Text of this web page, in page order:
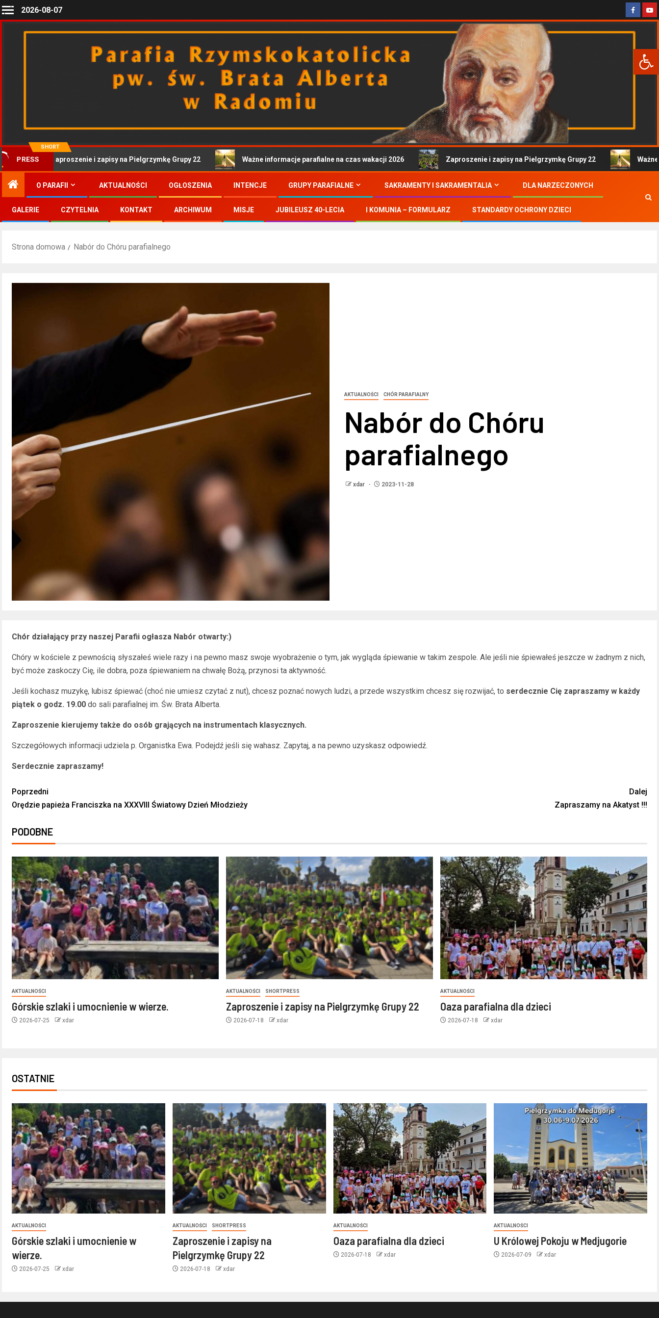
2026-08-07
SHORT
PRESS Zaproszenie i zapisy na Pielgrzymkę Grupy 22 Ważne informacje parafialne na czas wakacji 2026 Zaproszenie i zapisy na Pielgrzymkę Grupy 22 Ważne
O PARAFII AKTUALNOŚCI OGŁOSZENIA INTENCJE GRUPY PARAFIALNE SAKRAMENTY I SAKRAMENTALIA DLA NARZECZONYCH
GALERIE CZYTELNIA KONTAKT ARCHIWUM MISJE JUBILEUSZ 40-LECIA I KOMUNIA – FORMULARZ STANDARDY OCHRONY DZIECI
Strona domowa Nabór do Chóru parafialnego
AKTUALNOŚCI CHÓR PARAFIALNY
Nabór do Chóru
parafialnego
xdar 2023-11-28
Chór działający przy naszej Parafii ogłasza Nabór otwarty:)
Chóry w kościele z pewnością słyszałeś wiele razy i na pewno masz swoje wyobrażenie o tym, jak wygląda śpiewanie w takim zespole. Ale jeśli nie śpiewałeś jeszcze w żadnym z nich,
być może zaskoczy Cię, ile dobra, poza śpiewaniem na chwałę Bożą, przynosi ta aktywność.
Jeśli kochasz muzykę, lubisz śpiewać (choć nie umiesz czytać z nut), chcesz poznać nowych ludzi, a przede wszystkim chcesz się rozwijać, to serdecznie Cię zapraszamy w każdy
piątek o godz. 19.00 do sali parafialnej im. Św. Brata Alberta.
Zaproszenie kierujemy także do osób grających na instrumentach klasycznych.
Szczegółowych informacji udziela p. Organistka Ewa. Podejdź jeśli się wahasz. Zapytaj, a na pewno uzyskasz odpowiedź.
Serdecznie zapraszamy!
Poprzedni
Orędzie papieża Franciszka na XXXVIII Światowy Dzień Młodzieży
Dalej
Zapraszamy na Akatyst !!!
PODOBNE
AKTUALNOŚCI
Górskie szlaki i umocnienie w wierze.
2026-07-25 xdar
AKTUALNOŚCI SHORTPRESS
Zaproszenie i zapisy na Pielgrzymkę Grupy 22
2026-07-18 xdar
AKTUALNOŚCI
Oaza parafialna dla dzieci
2026-07-18 xdar
OSTATNIE
AKTUALNOŚCI
Górskie szlaki i umocnienie w
wierze.
2026-07-25 xdar
AKTUALNOŚCI SHORTPRESS
Zaproszenie i zapisy na
Pielgrzymkę Grupy 22
2026-07-18 xdar
AKTUALNOŚCI
Oaza parafialna dla dzieci
2026-07-18 xdar
AKTUALNOŚCI
U Królowej Pokoju w Medjugorie
2026-07-09 xdar